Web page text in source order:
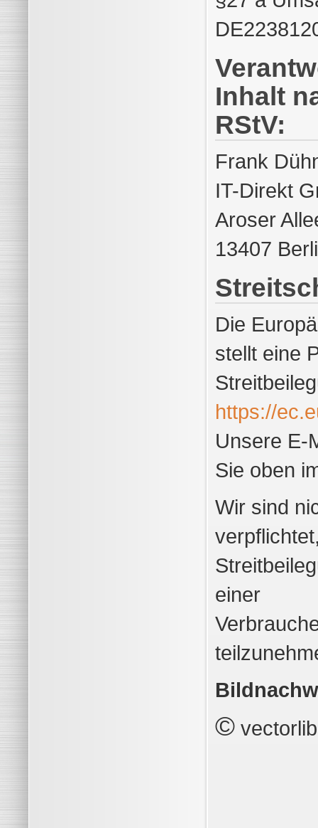
Inhalt
RStV:
Frank
IT-Direkt
Aroser
13407
Die
stellt eine
https://
Unsere E-
Sie oben
Wir sind
einer
©